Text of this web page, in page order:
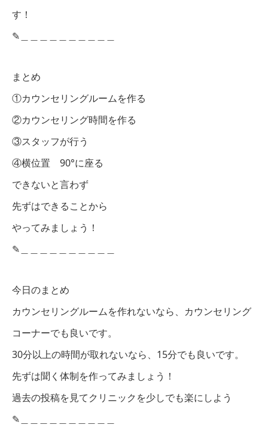
す！
✎︎＿＿＿＿＿＿＿＿＿＿
まとめ
①カウンセリングルームを作る
②カウンセリング時間を作る
③スタッフが行う
④横位置 90°に座る
できないと言わず
先ずはできることから
やってみましょう！
✎︎＿＿＿＿＿＿＿＿＿＿
今日のまとめ
カウンセリングルームを作れないなら、カウンセリング
コーナーでも良いです。
30分以上の時間が取れないなら、15分でも良いです。
先ずは聞く体制を作ってみましょう！
過去の投稿を見てクリニックを少しでも楽にしよう
✎︎＿＿＿＿＿＿＿＿＿＿